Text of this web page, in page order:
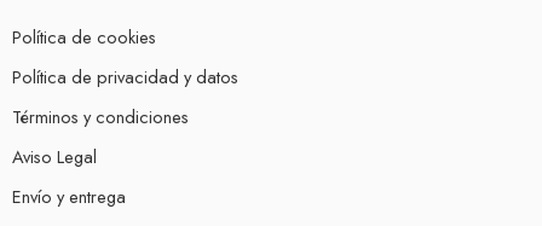
Política de cookies
Política de privacidad y datos
Términos y condiciones
Aviso Legal
Envío y entrega